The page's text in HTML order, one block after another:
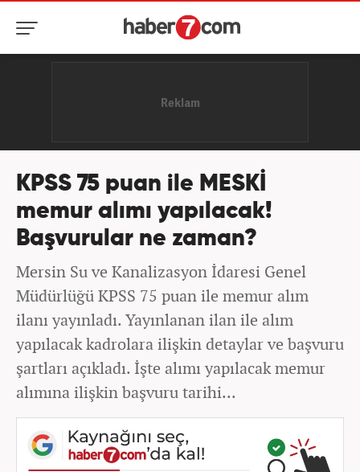
KPSS 75 puan ile MESKİ
memur alımı yapılacak!
Başvurular ne zaman?
Mersin Su ve Kanalizasyon İdaresi Genel
Müdürlüğü KPSS 75 puan ile memur alım
ilanı yayınladı. Yayınlanan ilan ile alım
yapılacak kadrolara ilişkin detaylar ve başvuru
şartları açıkladı. İşte alımı yapılacak memur
alımına ilişkin başvuru tarihi...